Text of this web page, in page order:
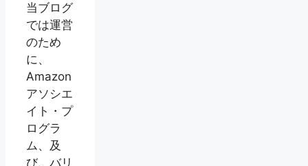
当ブログ
では運営
のため
に、
Amazon
アソシエ
イト・プ
ログラ
ム、及
び、バリ